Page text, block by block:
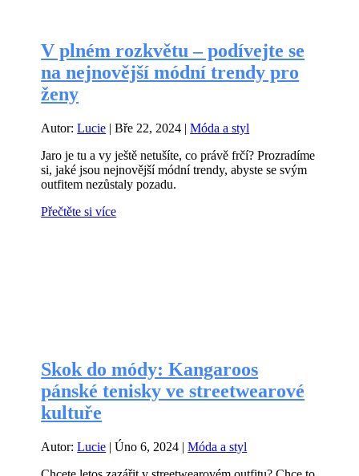
V plném rozkvětu – podívejte se
na nejnovější módní trendy pro
ženy
Autor:Lucie |Bře 22, 2024 |Móda a styl
Jaro je tu a vy ještě netušíte, co právě frčí? Prozradíme
si, jaké jsou nejnovější módní trendy, abyste se svým
outfitem nezůstaly pozadu.
Přečtěte si více
Skok do módy: Kangaroos
pánské tenisky ve streetwearové
kultuře
Autor:Lucie |Úno 6, 2024 |Móda a styl